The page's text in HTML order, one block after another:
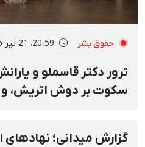
حقوق بشر 20:59، 21 تیر 1405
گزارش